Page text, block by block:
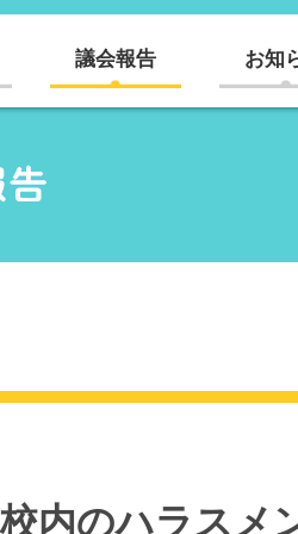
議会報告 お知
内のハラスメ